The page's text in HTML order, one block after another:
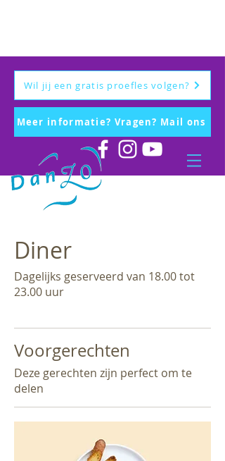
Wil jij een gratis proefles volgen?
Meer informatie? Vragen? Mail ons
Diner
Dagelijks geserveerd van 18.00 tot
23.00 uur
Voorgerechten
Deze gerechten zijn perfect om te
delen